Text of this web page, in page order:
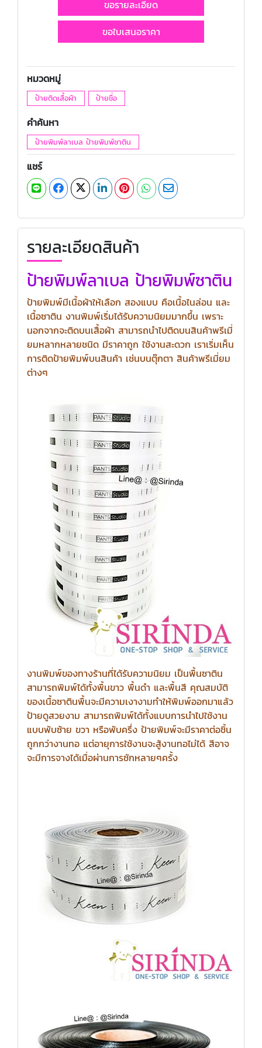
ขอรายละเอียด
ขอใบเสนอราคา
หมวดหมู่
ป้ายติดเสื้อผ้า ป้ายชื่อ
คำค้นหา
ป้ายพิมพ์ลาเบล ป้ายพิมพ์ซาติน
แชร์
รายละเอียดสินค้า
ป้ายพิมพ์ลาเบล ป้ายพิมพ์ซาติน
ป้ายพิมพ์มีเนื้อผ้าให้เลือก สองแบบ คือเนื้อไนล่อน และ
เนื้อซาติน งานพิมพ์เริ่มได้รับความนิยมมากขึ้น เพราะ
นอกจากจะติดบนเสื้อผ้า สามารถนำไปติดบนสินค้าพรีเมี่
ยมหลากหลายชนิด มีราคาถูก ใช้งานสะดวก เราเริ่มเห็น
การติดป้ายพิมพ์บนสินค้า เช่นบนตุ๊กตา สินค้าพรีเมี่ยม
ต่างๆ
งานพิมพ์ของทางร้านที่ได้รับความนิยม เป็นพื้นซาติน
สามารถพิมพ์ได้ทั้งพื้นขาว พื้นดำ และพื้นสี คุณสมบัติ
ของเนื้อซาตินพื้นจะมีความเงางามทำให้พิมพ์ออกมาแล้ว
ป้ายดูสวยงาม สามารถพิมพ์ได้ทั้งแบบการนำไปใช้งาน
แบบพับซ้าย ขวา หรือพับครึ่ง ป้ายพิมพ์จะมีราคาต่อชิ้น
ถูกกว่างานทอ แต่อายุการใช้งานจะสู้งานทอไม่ได้ สีอาจ
จะมีการจางได้เมื่อผ่านการซักหลายๆครั้ง